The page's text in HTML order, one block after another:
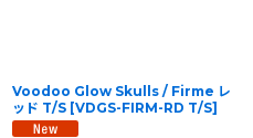
Voodoo Glow Skulls / Firme レ
ッド T/S [VDGS-FIRM-RD T/S]